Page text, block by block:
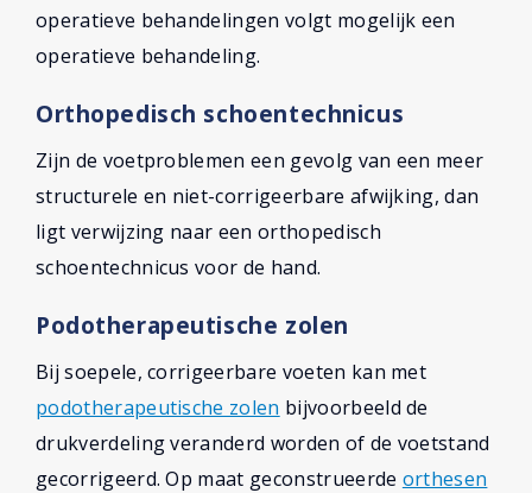
operatieve behandelingen volgt mogelijk een
operatieve behandeling.
Orthopedisch schoentechnicus
Zijn de voetproblemen een gevolg van een meer
structurele en niet-corrigeerbare afwijking, dan
ligt verwijzing naar een orthopedisch
schoentechnicus voor de hand.
Podotherapeutische zolen
Bij soepele, corrigeerbare voeten kan met
podotherapeutische zolen bijvoorbeeld de
drukverdeling veranderd worden of de voetstand
gecorrigeerd. Op maat geconstrueerde orthesen